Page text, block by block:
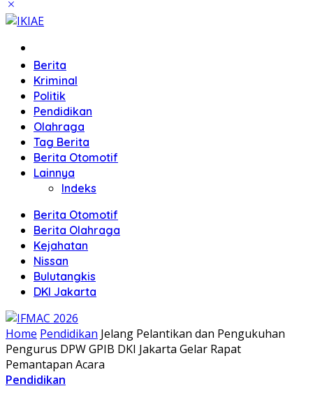
Berita
Kriminal
Politik
Pendidikan
Olahraga
Tag Berita
Berita Otomotif
Lainnya
Indeks
Berita Otomotif
Berita Olahraga
Kejahatan
Nissan
Bulutangkis
DKI Jakarta
Home Pendidikan Jelang Pelantikan dan Pengukuhan
Pengurus DPW GPIB DKI Jakarta Gelar Rapat
Pemantapan Acara
Pendidikan